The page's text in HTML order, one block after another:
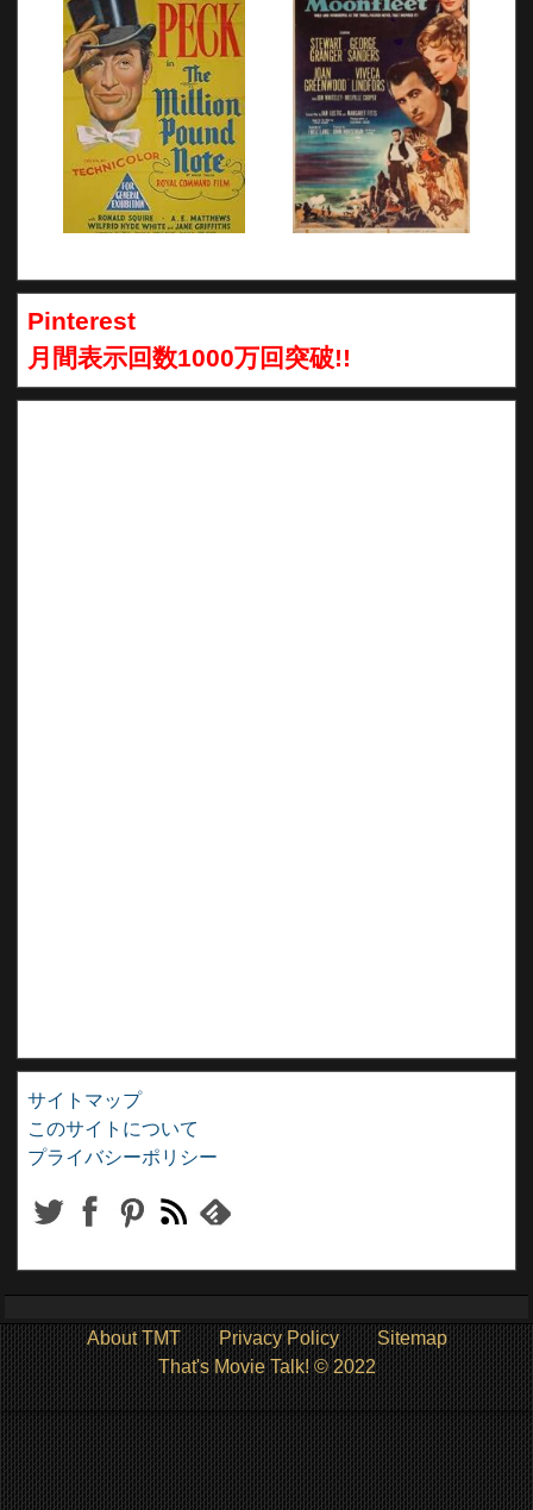
Pinterest
月間表示回数1000万回突破!!
サイトマップ
このサイトについて
プライバシーポリシー
About TMT Privacy Policy
Sitemap
That's Movie Talk! © 2022